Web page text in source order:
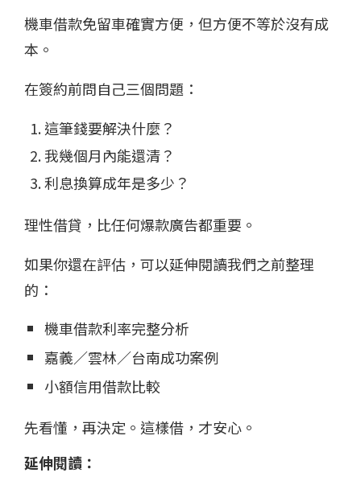
機車借款免留車確實方便，但方便不等於沒有成
本。
在簽約前問自己三個問題：
這筆錢要解決什麼？
我幾個月內能還清？
利息換算成年是多少？
理性借貸，比任何爆款廣告都重要。
如果你還在評估，可以延伸閱讀我們之前整理
的：
機車借款利率完整分析
嘉義／雲林／台南成功案例
小額信用借款比較
先看懂，再決定。這樣借，才安心。
延伸閱讀：